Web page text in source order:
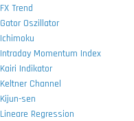
FX Trend
Gator Oszillator
Ichimoku
Intraday Momentum Index
Kairi Indikator
Keltner Channel
Kijun-sen
Lineare Regression